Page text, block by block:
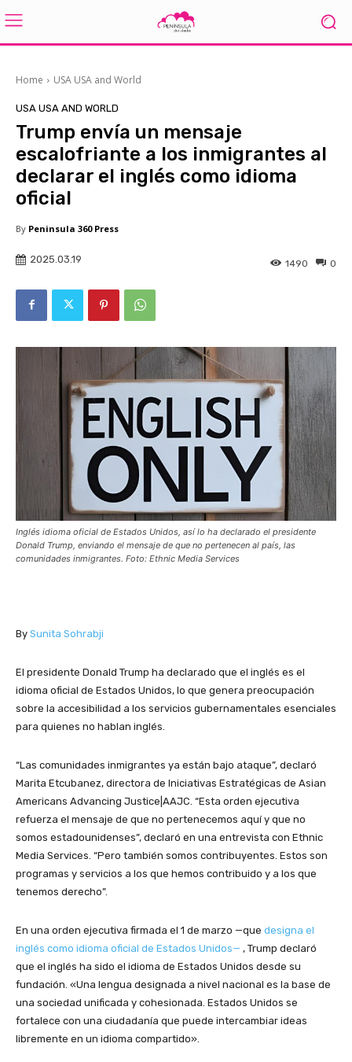
Home USA USA and World
USA USA AND WORLD
Trump envía un mensaje
escalofriante a los inmigrantes al
declarar el inglés como idioma
oficial
By Peninsula 360 Press
2025.03.19 0
1490
Inglés idioma oficial de Estados Unidos, así lo ha declarado el presidente
Donald Trump, enviando el mensaje de que no pertenecen al país, las
comunidades inmigrantes. Foto: Ethnic Media Services
By Sunita Sohrabji
El presidente Donald Trump ha declarado que el inglés es el
idioma oficial de Estados Unidos, lo que genera preocupación
sobre la accesibilidad a los servicios gubernamentales esenciales
para quienes no hablan inglés.
“Las comunidades inmigrantes ya están bajo ataque”, declaró
Marita Etcubanez, directora de Iniciativas Estratégicas de Asian
Americans Advancing Justice|AAJC. “Esta orden ejecutiva
refuerza el mensaje de que no pertenecemos aquí y que no
somos estadounidenses”, declaró en una entrevista con Ethnic
Media Services. “Pero también somos contribuyentes. Estos son
programas y servicios a los que hemos contribuido y a los que
tenemos derecho”.
En una orden ejecutiva firmada el 1 de marzo —que designa el
inglés como idioma oficial de Estados Unidos— , Trump declaró
que el inglés ha sido el idioma de Estados Unidos desde su
fundación. «Una lengua designada a nivel nacional es la base de
una sociedad unificada y cohesionada. Estados Unidos se
fortalece con una ciudadanía que puede intercambiar ideas
libremente en un idioma compartido».